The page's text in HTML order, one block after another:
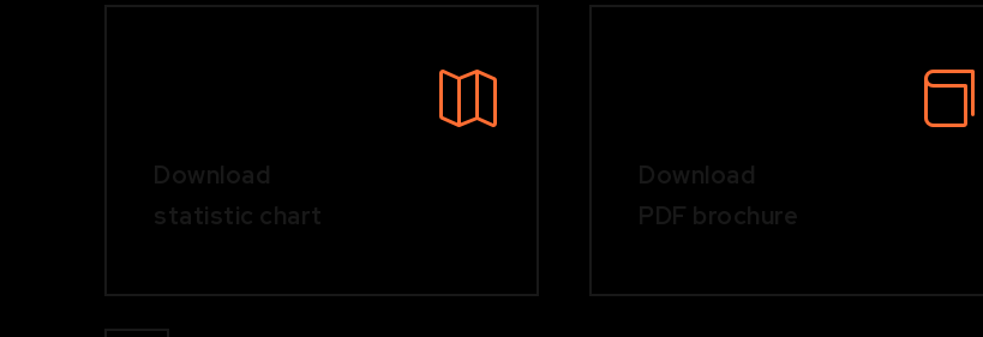
Download
statistic chart
Download
PDF brochure